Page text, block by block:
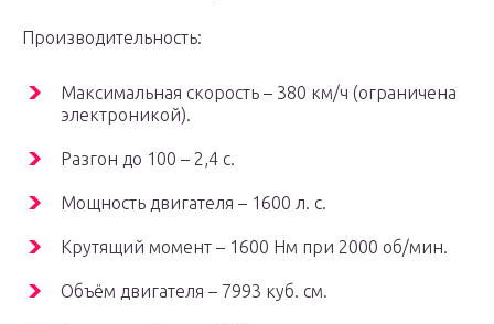
Производительность:
Максимальная скорость – 380 км/ч (ограничена
электроникой).
Разгон до 100 – 2,4 с.
Мощность двигателя – 1600 л. с.
Крутящий момент – 1600 Нм при 2000 об/мин.
Объём двигателя – 7993 куб. см.